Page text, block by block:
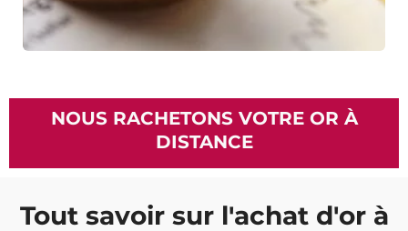
NOUS RACHETONS VOTRE OR À
DISTANCE
Tout savoir sur l'achat d'or à